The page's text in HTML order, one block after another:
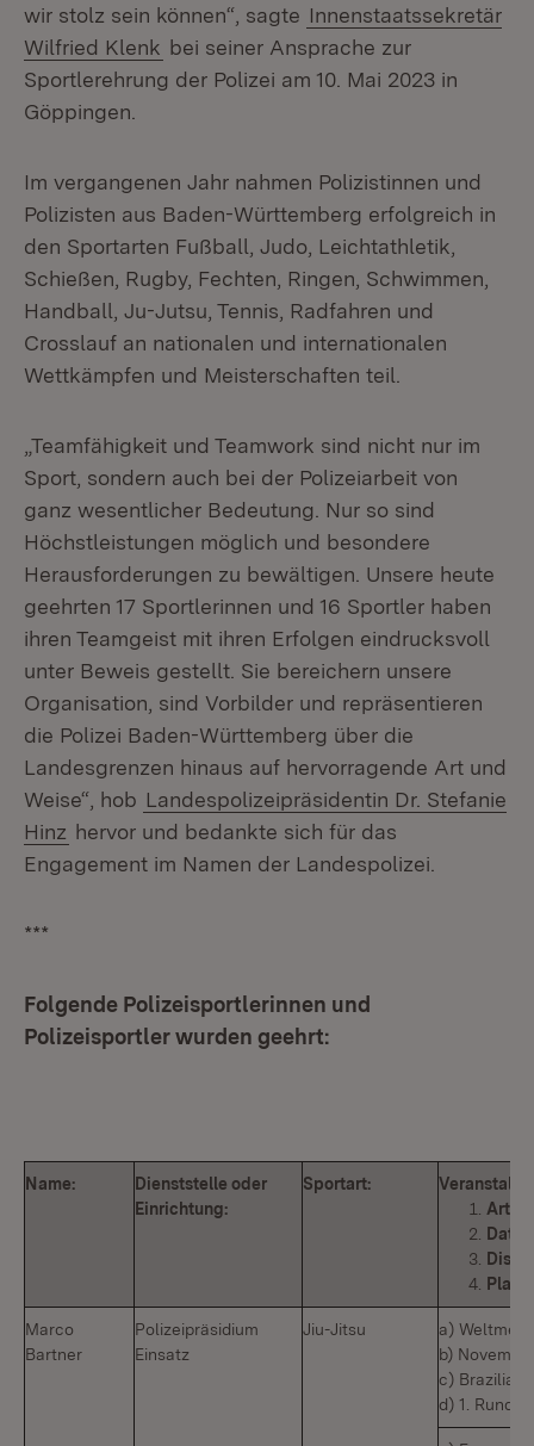
wir stolz sein können“, sagte Innenstaatssekretär
Wilfried Klenk bei seiner Ansprache zur
Sportlerehrung der Polizei am 10. Mai 2023 in
Göppingen.
Im vergangenen Jahr nahmen Polizistinnen und
Polizisten aus Baden-Württemberg erfolgreich in
den Sportarten Fußball, Judo, Leichtathletik,
Schießen, Rugby, Fechten, Ringen, Schwimmen,
Handball, Ju-Jutsu, Tennis, Radfahren und
Crosslauf an nationalen und internationalen
Wettkämpfen und Meisterschaften teil.
„Teamfähigkeit und Teamwork sind nicht nur im
Sport, sondern auch bei der Polizeiarbeit von
ganz wesentlicher Bedeutung. Nur so sind
Höchstleistungen möglich und besondere
Herausforderungen zu bewältigen. Unsere heute
geehrten 17 Sportlerinnen und 16 Sportler haben
ihren Teamgeist mit ihren Erfolgen eindrucksvoll
unter Beweis gestellt. Sie bereichern unsere
Organisation, sind Vorbilder und repräsentieren
die Polizei Baden-Württemberg über die
Landesgrenzen hinaus auf hervorragende Art und
Weise“, hob Landespolizeipräsidentin Dr. Stefanie
Hinz hervor und bedankte sich für das
Engagement im Namen der Landespolizei.
***
Folgende Polizeisportlerinnen und
Polizeisportler wurden geehrt:
Name:
Dienststelle oder
Einrichtung:
Sportart:
Art
Marco
Bartner
Polizeipräsidium
Einsatz
Jiu-Jitsu
a)
b)
c) Brazilian
d) 1. Runde